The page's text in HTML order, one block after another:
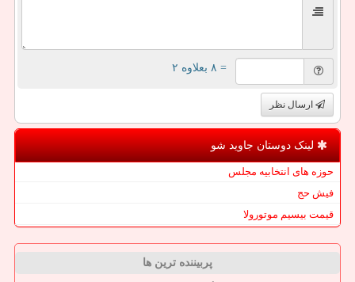
= ۸ بعلاوه ۲
ارسال نظر
لینک دوستان جاوید شو
حوزه های انتخابیه مجلس
فیش حج
قیمت بیسیم موتورولا
پربیننده ترین ها